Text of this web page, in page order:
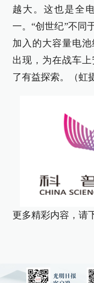
越大。这也是全
一。“创世纪”不同
加入的大容量电
出现，为在战车
了有益探索。（虹
更多精彩内容，请